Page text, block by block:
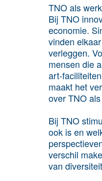
TNO als
Bij TNO
economie.
vinden
verleggen.
mensen die
art-
maakt het
over TNO
Bij TNO
ook is en
verschil
van